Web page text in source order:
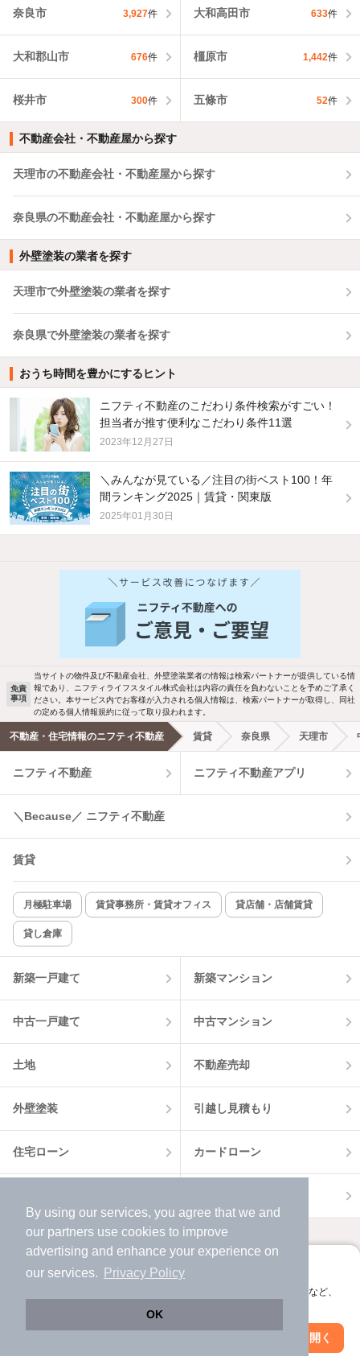
By using our services, you agree that we and
our partners use cookies to improve
advertising and enhance your experience on
our services.
Privacy Policy
OK
アプリに切り替えて、サクサクお部屋探し
会員登録なしですぐ使える。マップ検索やお気に入り保存など、
アプリを開く
奈良市 3,927件 大和高田市 633件
大和郡山市 676件 橿原市 1,442件
桜井市 300件 五條市 52件
不動産会社・不動産屋から探す
天理市の不動産会社・不動産屋から探す
奈良県の不動産会社・不動産屋から探す
外壁塗装の業者を探す
天理市で外壁塗装の業者を探す
奈良県で外壁塗装の業者を探す
絞り込み条件を変更
おうち時間を豊かにするヒント
ニフティ不動産のこだわり条件検索がすごい！
担当者が推す便利なこだわり条件11選
2023年12月27日
＼みんなが見ている／注目の街ベスト100！年
間ランキング2025｜賃貸・関東版
2025年01月30日
他の人はこんな条件で絞り込んでいます！
バス・トイレ別 2階以上
洗濯機置場あり 独立洗面台
エアコンあり 都市ガス
温水洗浄便座 オートロック
コンロ2口以上
新着のみ インターネット無料
該当件数:
物件一覧に反映
免責
事項
当サイトの物件及び不動産会社、外壁塗装業者の情報は検索パートナーが提供している情
報であり、ニフティライフスタイル株式会社は内容の責任を負わないことを予めご了承く
ださい。本サービス内でお客様が入力される個人情報は、検索パートナーが取得し、同社
の定める個人情報規約に従って取り扱われます。
不動産・住宅情報のニフティ不動産 賃貸 奈良県 天理市
ニフティ不動産 ニフティ不動産アプリ
＼Because／ ニフティ不動産
賃貸
月極駐車場 賃貸事務所・賃貸オフィス 貸店舗・店舗賃貸
貸し倉庫
新築一戸建て 新築マンション
中古一戸建て 中古マンション
土地 不動産売却
外壁塗装 引越し見積もり
住宅ローン カードローン